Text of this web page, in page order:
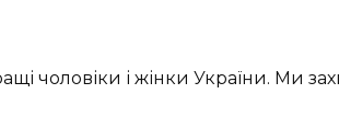
чоловіки і жінки України. Ми